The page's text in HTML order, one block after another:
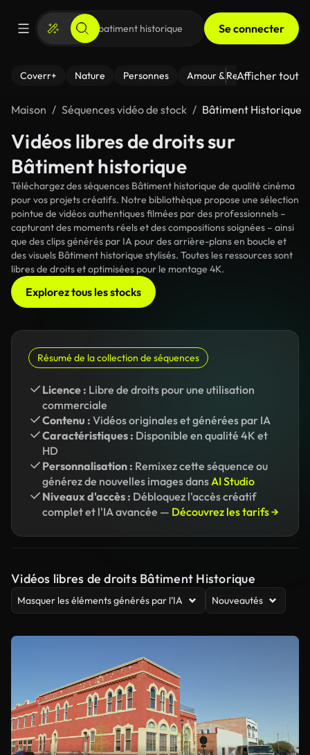
Se connecter
Coverr+ Nature Personnes Amour & Relations Le
Afficher tout
Maison Séquences vidéo de stock Bâtiment Historique
Vidéos libres de droits sur
Bâtiment historique
Téléchargez des séquences Bâtiment historique de qualité cinéma
pour vos projets créatifs. Notre bibliothèque propose une sélection
pointue de vidéos authentiques filmées par des professionnels –
capturant des moments réels et des compositions soignées – ainsi
que des clips générés par IA pour des arrière-plans en boucle et
des visuels Bâtiment historique stylisés. Toutes les ressources sont
libres de droits et optimisées pour le montage 4K.
Explorez tous les stocks
Résumé de la collection de séquences
Licence : Libre de droits pour une utilisation
commerciale
Contenu : Vidéos originales et générées par IA
Caractéristiques : Disponible en qualité 4K et
HD
Personnalisation : Remixez cette séquence ou
générez de nouvelles images dansAI Studio
Niveaux d'accès : Débloquez l'accès créatif
complet et l'IA avancée — Découvrez les tarifs →
Vidéos libres de droits Bâtiment Historique
Masquer les éléments générés par l’IA Nouveautés